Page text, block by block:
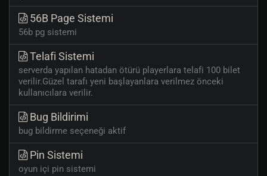
56B Page Sistemi
56b pg sistemi
Telafi Sistemi
serverda yapılan hatadan ötürü playerlara telafi 100 bilet
verilir.Güzel tarafı yeni başlayanlara verilmez önceki
kullanıcılara verilir.
Bug Bildirimi
bug bildirme seçeneği aktif
Pin Sistemi
oyun içi pin sistemi